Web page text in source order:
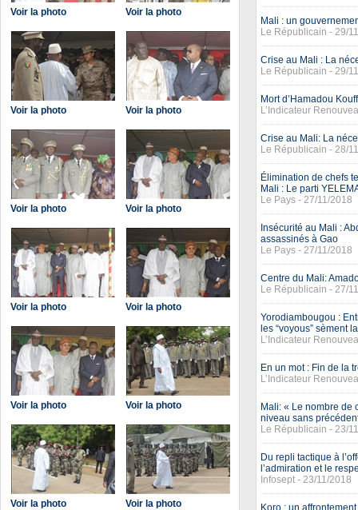
Voir la photo Voir la photo
Voir la photo Voir la photo
Voir la photo Voir la photo
Voir la photo Voir la photo
Voir la photo Voir la photo
Voir la photo Voir la photo
Mali : un
Le Républicain - 29/
Crise au Mali : La
Le Républicain - 29/
Mort d’Hamadou
L’Indicateur
Crise au Mali: La
Le Républicain - 28/
Élimination de chefs
Mali : Le parti
Le Pays - 27/11/2018
Insécurité au Mali :
assassinés à Gao
Le Pays - 27/11/2018
Centre du Mali:
Le Républicain - 27/
Yorodiambougou :
les “voyous” sèment
L’Indicateur
En un mot : Fin de la
L’Indicateur
Mali: « Le nombre de
niveau sans
Le Républicain - 23/
Du repli tactique à
l’admiration et le
Infosept - 23/11/2018